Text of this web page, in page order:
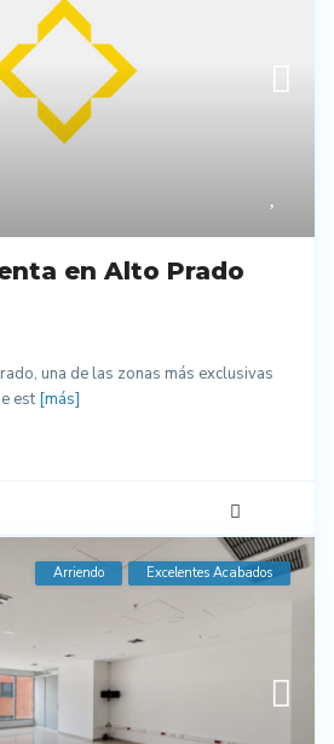
en Alto Prado
una de las zonas más exclusivas
est [más]
Arriendo Excelentes Acabados